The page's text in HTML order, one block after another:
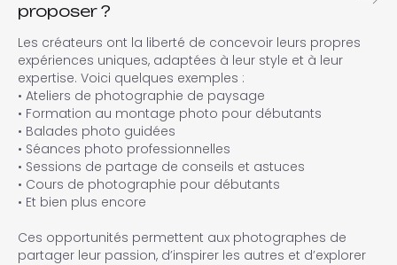
proposer ?
Les créateurs ont la liberté de concevoir leurs propres
expériences uniques, adaptées à leur style et à leur
expertise. Voici quelques exemples :
• Ateliers de photographie de paysage
• Formation au montage photo pour débutants
• Balades photo guidées
• Séances photo professionnelles
• Sessions de partage de conseils et astuces
• Cours de photographie pour débutants
• Et bien plus encore
Ces opportunités permettent aux photographes de
partager leur passion, d’inspirer les autres et d’explorer